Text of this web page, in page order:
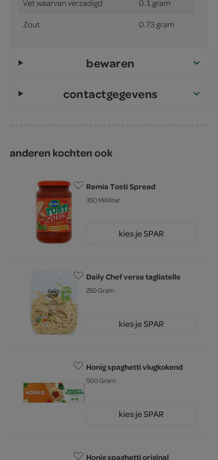
Vet waarvan verzadigd 0.1 gram
Zout 0.73 gram
bewaren
contactgegevens
anderen kochten ook
Remia Tosti Spread
350 Milliliter
kies je SPAR
Daily Chef verse tagliatelle
250 Gram
kies je SPAR
Honig spaghetti vlugkokend
500 Gram
kies je SPAR
Honig spaghetti original